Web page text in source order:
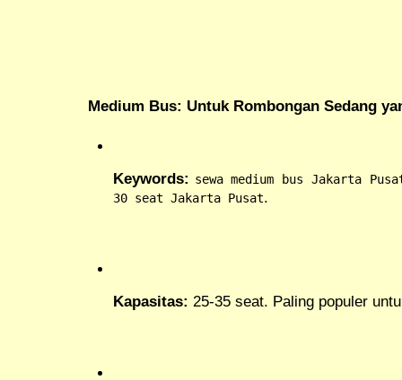
Medium Bus: Untuk Rombongan Sedang
Keywords: sewa medium bus Jakarta
30 seat Jakarta Pusat.
Kapasitas: 25-35 seat. Paling populer